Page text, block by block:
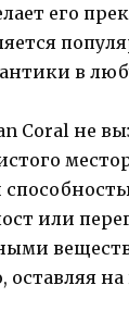
его
в
Coral не
или
оставляя